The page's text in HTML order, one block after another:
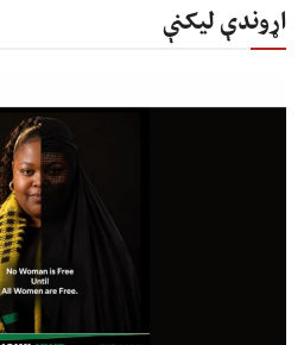
اړوندې لیکنې